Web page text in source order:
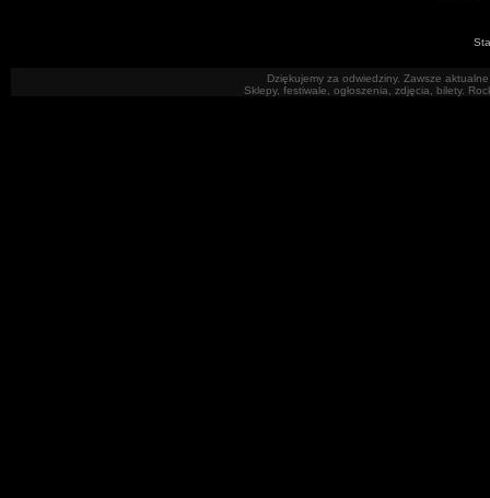
Dziękujemy za odwiedziny. Zawsze
Sklepy, festiwale, ogłoszenia, zdjęcia, bilety.